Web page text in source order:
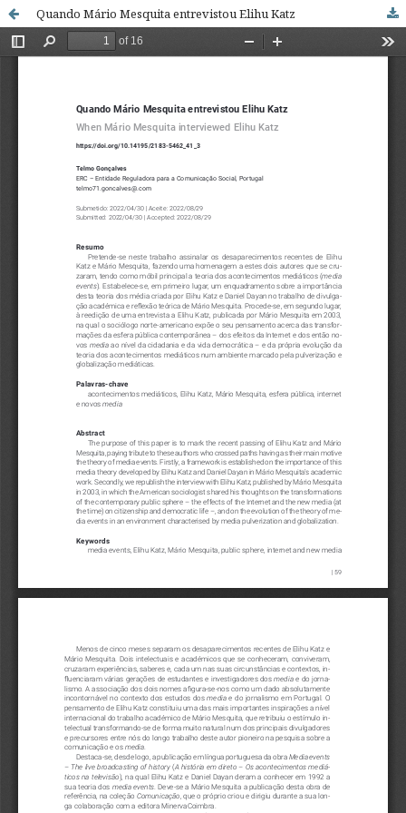
Quando Mário Mesquita entrevistou Elihu Katz